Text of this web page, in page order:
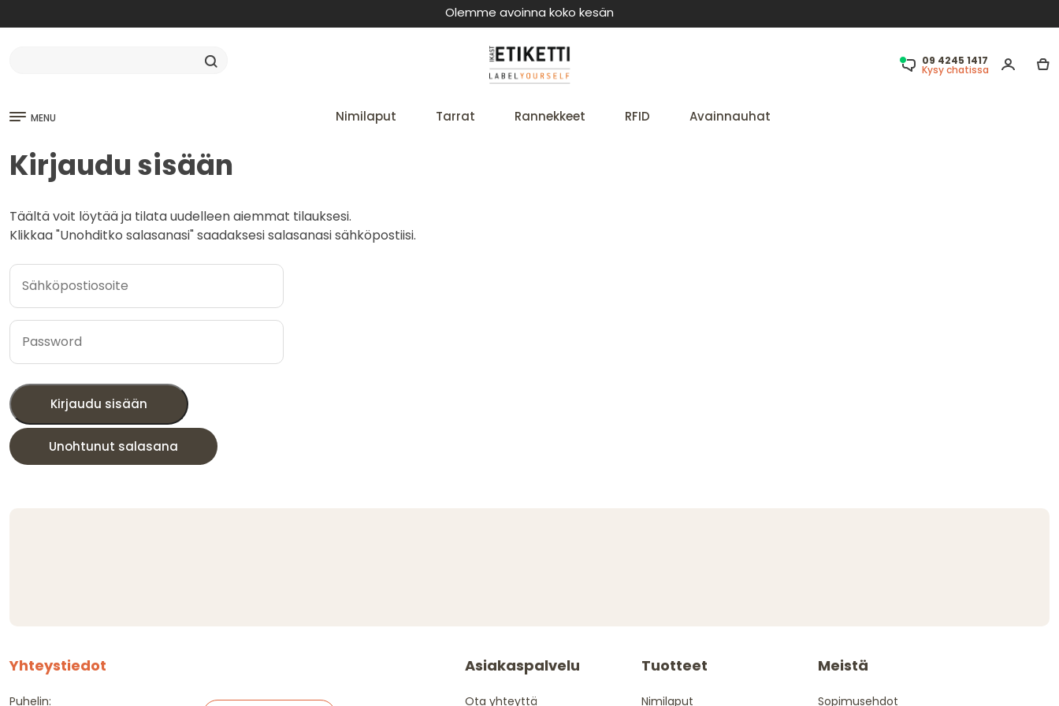
Olemme avoinna koko kesän
09 4245 1417
Kysy chatissa
MENU Nimilaput Tarrat Rannekkeet RFID Avainnauhat
Kirjaudu sisään
Täältä voit löytää ja tilata uudelleen aiemmat tilauksesi.
Klikkaa "Unohditko salasanasi" saadaksesi salasanasi sähköpostiisi.
Kirjaudu sisään
Unohtunut salasana
Yhteystiedot
Puhelin:
Asiakaspalvelu
Ota yhteyttä
Tuotteet
Nimilaput
Meistä
Sopimusehdot